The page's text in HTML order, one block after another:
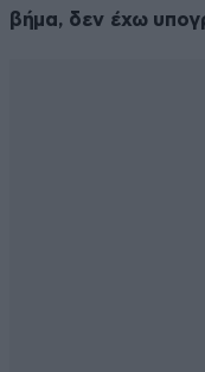
βήμα, δεν έχω